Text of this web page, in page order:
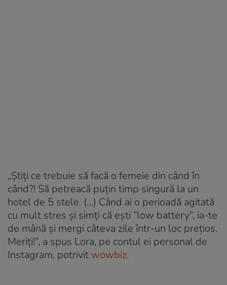
„Știți ce trebuie să facă o femeie din când în
când?! Să petreacă puțin timp singură la un
hotel de 5 stele. (…) Când ai o perioadă agitată
cu mult stres și simți că ești ”low battery”, ia-te
de mână și mergi câteva zile într-un loc prețios.
Meriți!”, a spus Lora, pe contul ei personal de
Instagram, potrivit wowbiz.